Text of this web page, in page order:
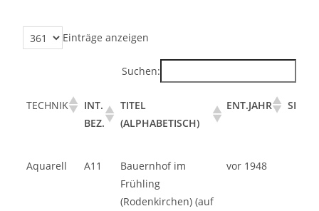
Einträge anzeigen
Suchen:
TECHNIK
INT.
BEZ.
TITEL
(ALPHABETISCH)
ENT.JAHR SIG
TECHNIK
INT.
TITEL
(ALPHABETISCH)
ENT.JAHR
Aquarell A11
Bauernhof im
Frühling
(Rodenkirchen) (auf
vor 1948